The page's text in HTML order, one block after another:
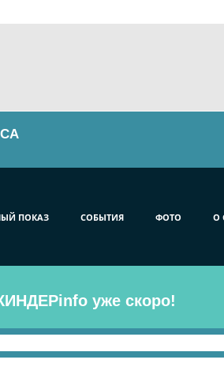
ПОКАЗ СОБЫТИЯ ФОТО О
уже скоро!